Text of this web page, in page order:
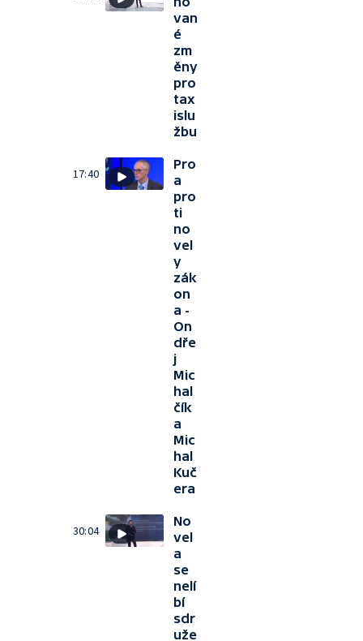
van
é
zm
ěny
pro
tax
islu
žbu
17:40
Pro
a
pro
ti
no
vel
y
zák
on
a -
On
dře
j
Mic
hal
čík
a
Mic
hal
Kuč
era
30:04
No
vel
a
se
nelí
bí
sdr
uže